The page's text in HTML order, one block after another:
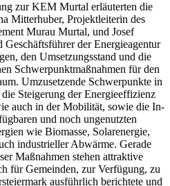
zur KEM Murtal erläuterten die
Mitterhuber, Projektleiterin des
Murau Murtal, und Josef
der Energieagentur
den Umsetzungsstand und die
Schwerpunktmaßnahmen für den
Umzusetzende Schwerpunkte in
Steigerung der Energieeffizienz
auch in der Mobilität, sowie die In-
und noch ungenutzten
wie Biomasse, Solarenergie,
industrieller Abwärme. Gerade
Maßnahmen stehen attraktive
für Gemeinden, zur Verfügung, zu
ausführlich berichtete und